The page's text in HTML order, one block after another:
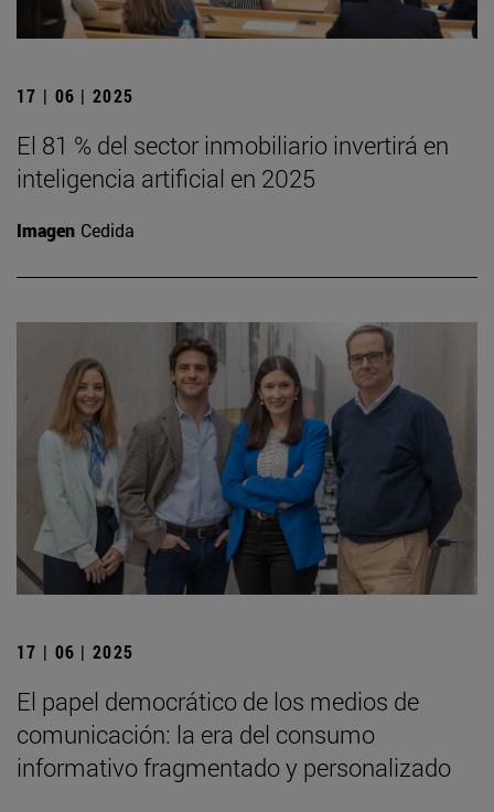
17 | 06 | 2025
El 81 % del sector inmobiliario invertirá en
inteligencia artificial en 2025
Imagen Cedida
17 | 06 | 2025
El papel democrático de los medios de
comunicación: la era del consumo
informativo fragmentado y personalizado